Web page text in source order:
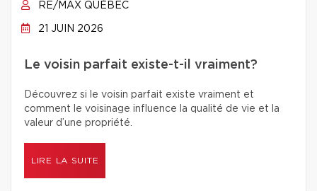
RE/MAX QUÉBEC
21 JUIN 2026
Le voisin parfait existe-t-il vraiment?
Découvrez si le voisin parfait existe vraiment et
comment le voisinage influence la qualité de vie et la
valeur d’une propriété.
LIRE LA SUITE